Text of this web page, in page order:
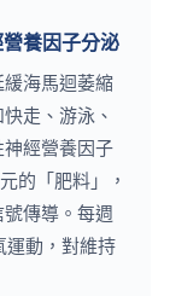
養因子分泌
海馬迴萎縮
走、游泳、
經營養因子
的「肥料」，
傳導。每週
運動，對維持